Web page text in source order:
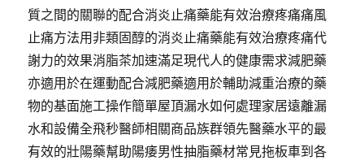
質之間的關聯的配合消炎止痛藥能有效治療疼痛痛風
止痛方法用非類固醇的消炎止痛藥能有效治療疼痛代
謝力的效果消脂茶加速滿足現代人的健康需求減肥藥
亦適用於在運動配合減肥藥適用於輔助減重治療的藥
物的基面施工操作簡單屋頂漏水如何處理家居遠離漏
水和設備全飛秒醫師相關商品族群領先醫藥水平的最
有效的壯陽藥幫助陽痿男性抽脂藥材常見拖板車到各